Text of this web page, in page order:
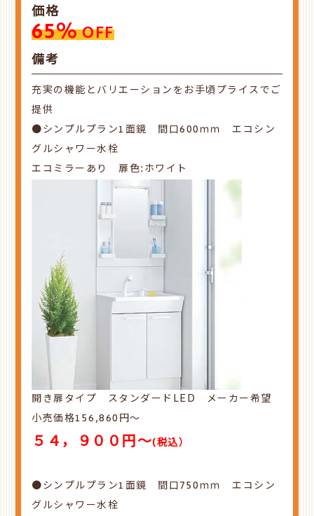
価格
65%OFF
備考
充実の機能とバリエーションをお手頃プライスでご
提供
●シンプルプラン1面鏡 間口600ｍｍ エコシン
グルシャワー水栓
エコミラーあり 扉色:ホワイト
開き扉タイプ スタンダードLED メーカー希望
小売価格156,860円～
５４，９００円～(税込）
●シンプルプラン1面鏡 間口750ｍｍ エコシン
グルシャワー水栓